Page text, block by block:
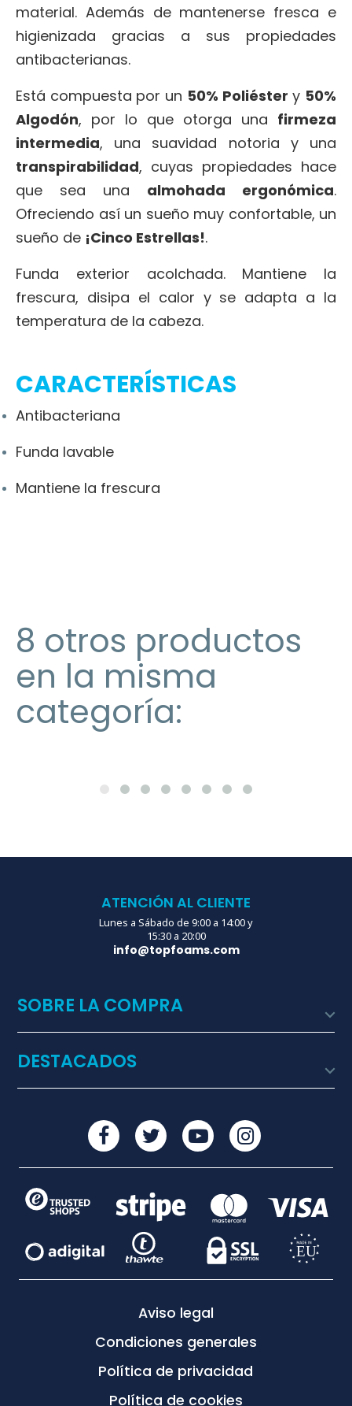
material. Además de mantenerse fresca e
higienizada gracias a sus propiedades
antibacterianas.
Está compuesta por un 50% Poliéster y 50%
Algodón, por lo que otorga una firmeza
intermedia, una suavidad notoria y una
transpirabilidad, cuyas propiedades hace
que sea una almohada ergonómica.
Ofreciendo así un sueño muy confortable, un
sueño de ¡Cinco Estrellas!.
Funda exterior acolchada. Mantiene la
frescura, disipa el calor y se adapta a la
temperatura de la cabeza.
CARACTERÍSTICAS
Antibacteriana
Funda lavable
Mantiene la frescura
8 otros productos
en la misma
categoría:
ATENCIÓN AL CLIENTE
Lunes a Sábado de 9:00 a 14:00 y
15:30 a 20:00
info@topfoams.com
SOBRE LA COMPRA 
DESTACADOS 
Aviso legal
Condiciones generales
Política de privacidad
Política de cookies